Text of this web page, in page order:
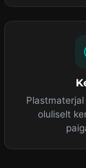
oluliselt